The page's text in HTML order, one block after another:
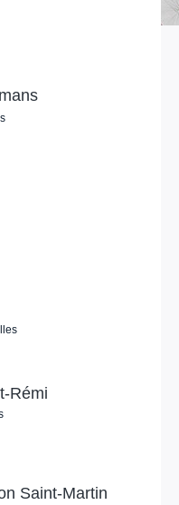
Rémi
Saint-Martin